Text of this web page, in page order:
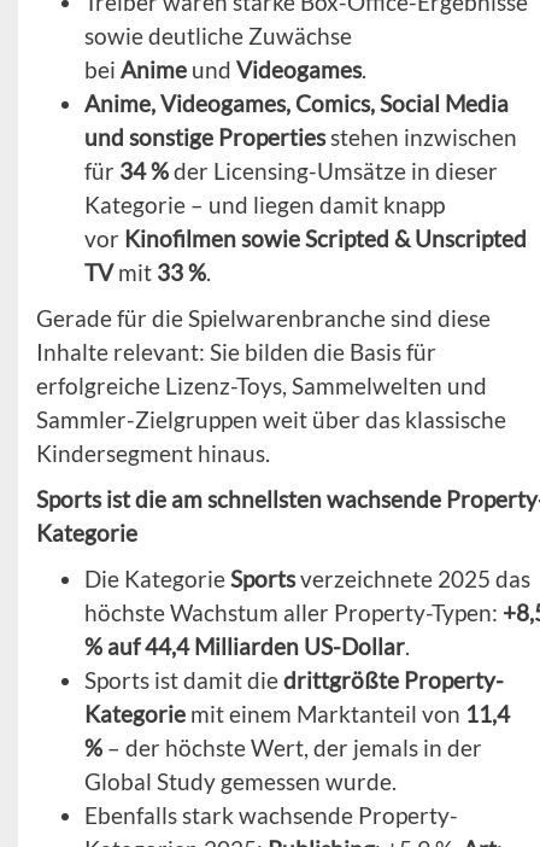
sowie deutliche Zuwächse
bei Anime und Videogames.
Anime, Videogames, Comics, Social Media
und sonstige Propertiesstehen inzwischen
für 34 %der Licensing-Umsätze in dieser
Kategorie – und liegen damit knapp
vor Kinofilmen sowie Scripted & Unscripted
TVmit 33 %.
Gerade für die Spielwarenbranche sind diese
Inhalte relevant: Sie bilden die Basis für
erfolgreiche Lizenz-Toys, Sammelwelten und
Sammler-Zielgruppen weit über das klassische
Kindersegment hinaus.
Sports ist die am schnellsten wachsende
Kategorie
Die KategorieSportsverzeichnete 2025 das
höchste Wachstum aller Property-Typen:
% auf 44,4 Milliarden US-Dollar.
Sports ist damit diedrittgrößte Property-
Kategorie mit einem Marktanteil von 11,4
% – der höchste Wert, der jemals in der
Global Study gemessen wurde.
Ebenfalls stark wachsende Property-